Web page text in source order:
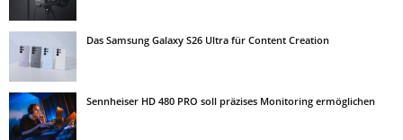
Das Samsung Galaxy S26 Ultra für Content Creation
Sennheiser HD 480 PRO soll präzises Monitoring ermöglichen